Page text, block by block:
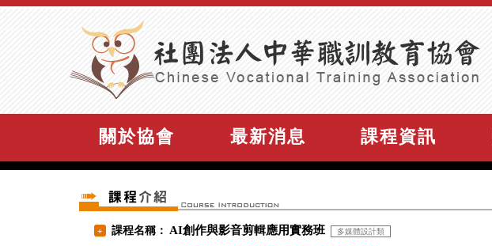
關於協會 最新消息 課程資訊
+ 課程名稱： AI創作與影音剪輯應用實務班 多媒體設計類